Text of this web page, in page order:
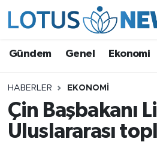
Gündem Genel Ekonomi
HABERLER EKONOMI
Çin Başbakanı
Uluslararası
Ekonomi
Dünya
Politika